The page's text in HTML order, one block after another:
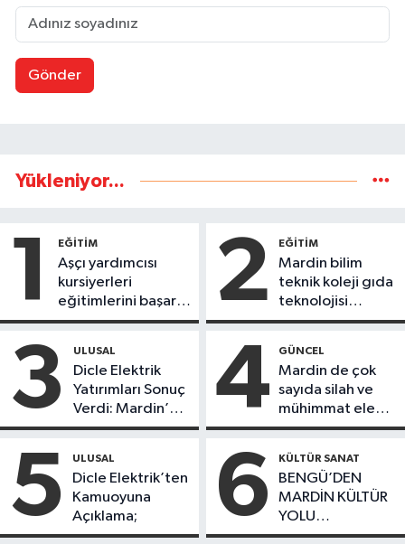
Gönder
Yükleniyor...
1 EĞİTİM
Aşçı yardımcısı
kursiyerleri
eğitimlerini başarı
ile tamamladı
2 EĞİTİM
Mardin bilim
teknik koleji gıda
teknolojisi
öğrencileri
ürünlerini satarak
köydeki
çoçuklara kitap
desteğinde
bulundu
3 ULUSAL
Dicle Elektrik
Yatırımları Sonuç
Verdi: Mardin’de
Kayıp Kaçak
Düşüş
4 GÜNCEL
Mardin de çok
sayıda silah ve
mühimmat ele
geçirildi
5 ULUSAL
Dicle Elektrik’ten
Kamuoyuna
Açıklama;
6 KÜLTÜR SANAT
BENGÜ’DEN
MARDİN KÜLTÜR
YOLU
FESTIVALİ’NDE